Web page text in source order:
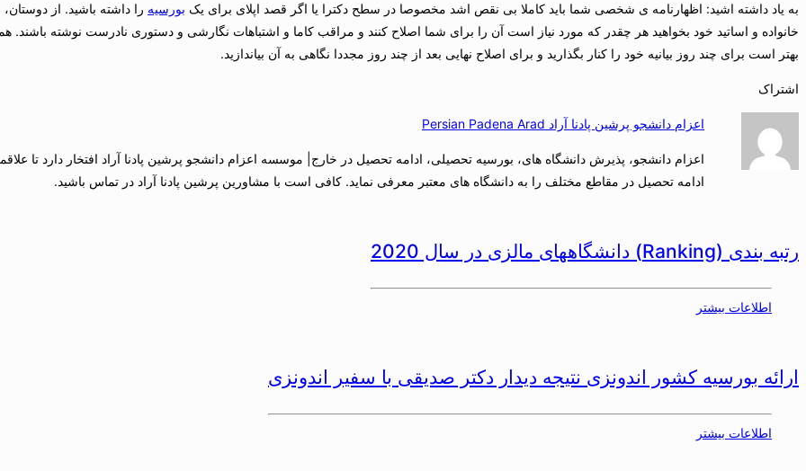
به یاد داشته اشید: اظهارنامه ی شخصی شما باید کاملا بی نقص اشد مخصوصا در سطح دکترا یا اگر قصد اپلای برای یک بورسیه را داشته باشید. از دوستان،
خانواده و اساتید خود بخواهید هر چقدر که مورد نیاز است آن را برای شما اصلاح کنند و مراقب کاما و اشتباهات نگارشی و دستوری نادرست نوشته باشند.
بهتر است برای چند روز بیانیه خود را کنار بگذارید و برای اصلاح نهایی بعد از چند روز مجددا نگاهی به آن بیاندازید.
اشتراک
اعزام دانشجو پرشین پادنا آراد Persian Padena Arad
اعزام دانشجو، پذیرش دانشگاه های، بورسیه تحصیلی، ادامه تحصیل در خارج| موسسه اعزام دانشجو پرشین پادنا آراد افتخار دارد تا
ادامه تحصیل در مقاطع مختلف را به دانشگاه های معتبر معرفی نماید. کافی است با مشاورین پرشین پادنا آراد در تماس باشید.
رتبه بندی (Ranking) دانشگاههای مالزی در سال 2020
اطلاعات بیشتر
ارائه بورسیه کشور اندونزی نتیجه دیدار دکتر صدیقی با سفیر اندونزی
اطلاعات بیشتر